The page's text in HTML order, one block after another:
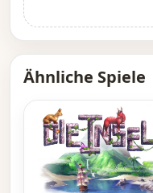
Ähnliche Spiele